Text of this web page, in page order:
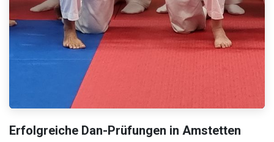
Erfolgreiche Dan-Prüfungen in Amstetten